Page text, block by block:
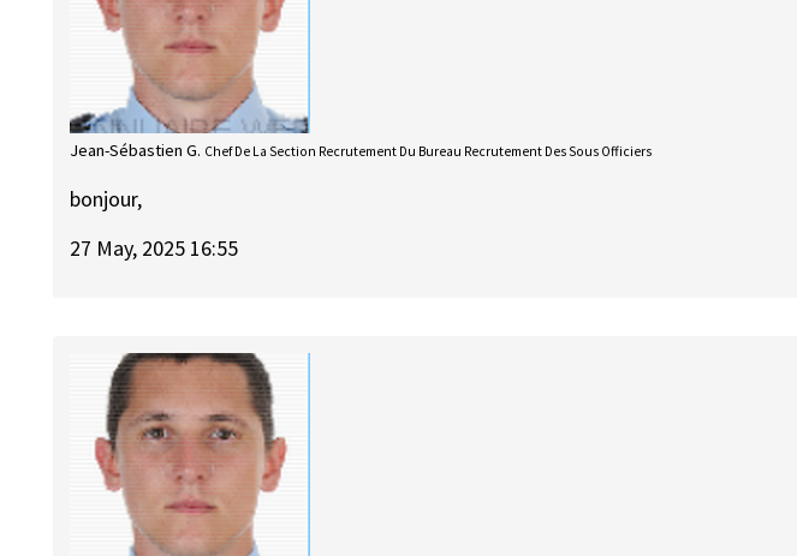
Jean-Sébastien G. Chef De La Section Recrutement Du Bureau Recrutement Des Sous Officiers
bonjour,
27 May, 2025 16:55